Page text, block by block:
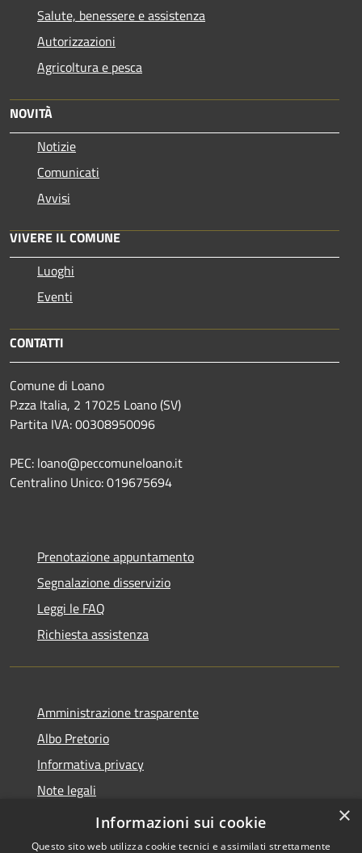
Salute, benessere e assistenza
Autorizzazioni
Agricoltura e pesca
NOVITÀ
Notizie
Comunicati
Avvisi
VIVERE IL COMUNE
Luoghi
Eventi
CONTATTI
Comune di Loano
P.zza Italia, 2 17025 Loano (SV)
Partita IVA: 00308950096
PEC: loano@peccomuneloano.it
Centralino Unico: 019675694
Prenotazione appuntamento
Segnalazione disservizio
Leggi le FAQ
Richiesta assistenza
Amministrazione trasparente
Albo Pretorio
Informativa privacy
Note legali
Dichiarazione di accessibilità
×
Informazioni sui cookie
Questo sito web utilizza cookie tecnici e assimilati strettamente